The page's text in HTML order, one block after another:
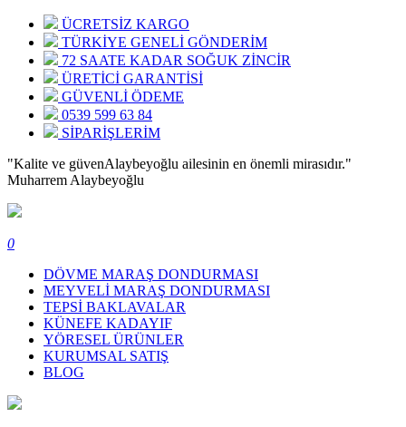
ÜCRETSİZ KARGO
TÜRKİYE GENELİ GÖNDERİM
72 SAATE KADAR SOĞUK ZİNCİR
ÜRETİCİ GARANTİSİ
GÜVENLİ ÖDEME
0539 599 63 84
SİPARİŞLERİM
"Kalite ve güvenAlaybeyoğlu ailesinin en önemli mirasıdır."
Muharrem Alaybeyoğlu
0
DÖVME MARAŞ DONDURMASI
MEYVELİ MARAŞ DONDURMASI
TEPSİ BAKLAVALAR
KÜNEFE KADAYIF
YÖRESEL ÜRÜNLER
KURUMSAL SATIŞ
BLOG